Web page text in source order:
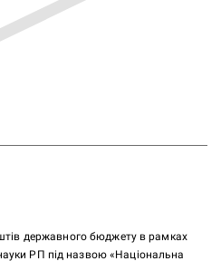
державного бюджету в рамках
РП під назвою «Національна